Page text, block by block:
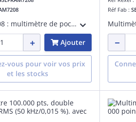
SEFRAM7208 : multimètre de poche TRMS compact et robuste pour techniciens et électriciens. Mesure tensions AC/DC jusqu'à 600 V, résistance jusqu'à 20 M', avec détection de tension sans contact, écran rétroéclairé et lampe torche intégrée.
Ajouter
vous pour voir vos prix
et les stocks
Réf Fab :